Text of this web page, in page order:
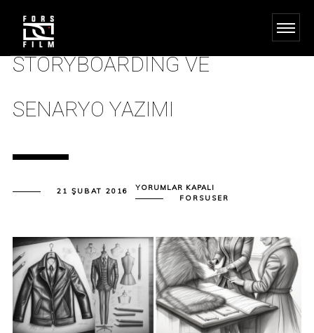
STORYBOARDING VE
SENARYO YAZIMI
21 ŞUBAT 2016 STORYBOARDING
SENARYO
YORUMLAR KAPALI
FORSUSER